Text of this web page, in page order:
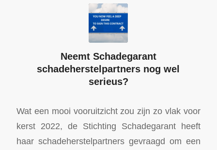
Neemt Schadegarant
schadeherstelpartners nog wel
serieus?
Wat een mooi vooruitzicht zou zijn zo vlak voor
kerst 2022, de Stichting Schadegarant heeft
haar schadeherstelpartners gevraagd om een